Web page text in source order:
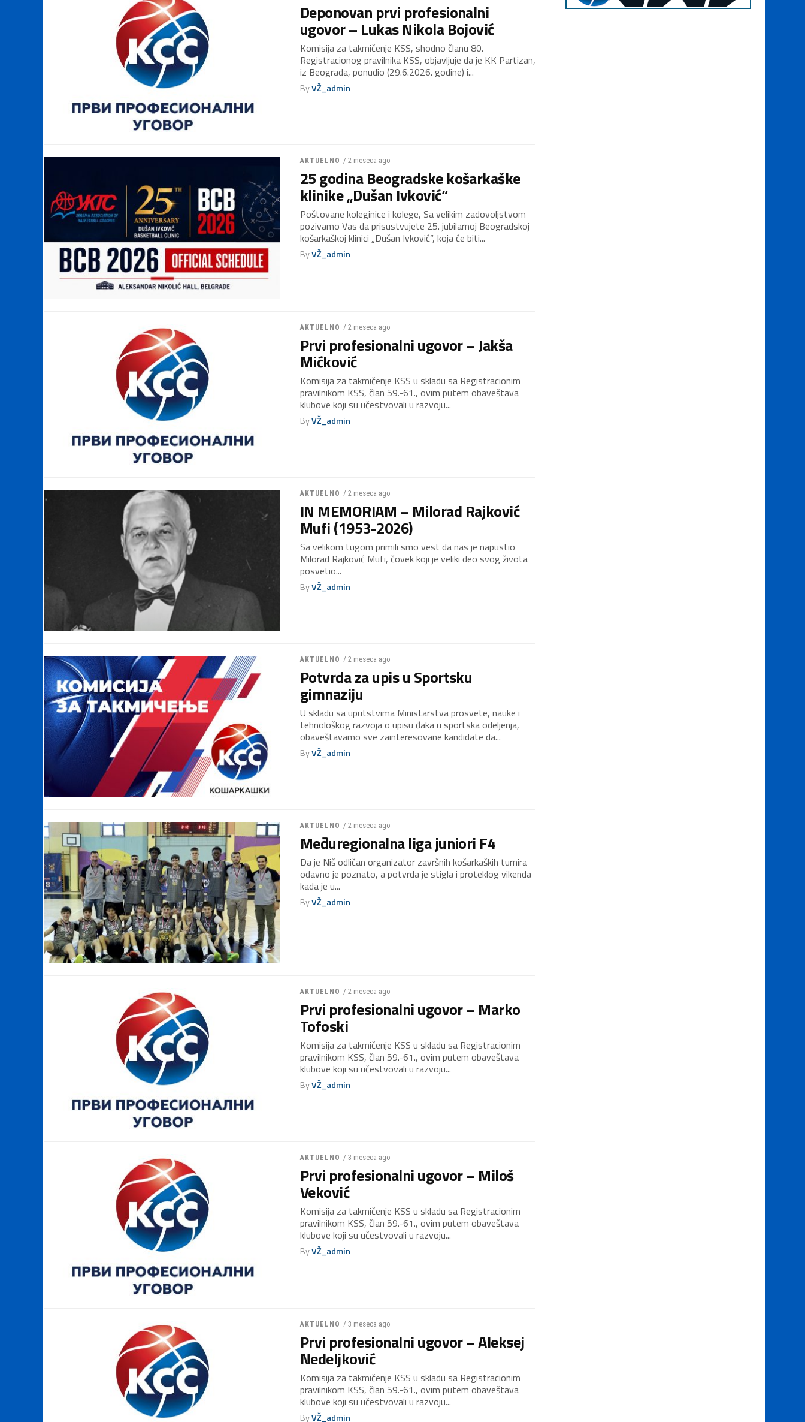
Deponovan prvi profesionalni
ugovor – Lukas Nikola Bojović
Komisija za takmičenje KSS, shodno članu 80.
Registracionog pravilnika KSS, objavljuje da je KK Partizan,
iz Beograda, ponudio (29.6.2026. godine) i...
ByVŽ_admin
AKTUELNO / 2 meseca ago
25 godina Beogradske košarkaške
klinike „Dušan Ivković“
Poštovane koleginice i kolege, Sa velikim zadovoljstvom
pozivamo Vas da prisustvujete 25. jubilarnoj Beogradskoj
košarkaškoj klinici „Dušan Ivković“, koja će biti...
ByVŽ_admin
AKTUELNO / 2 meseca ago
Prvi profesionalni ugovor – Jakša
Mićković
Komisija za takmičenje KSS u skladu sa Registracionim
pravilnikom KSS, član 59.-61., ovim putem obaveštava
klubove koji su učestvovali u razvoju...
ByVŽ_admin
AKTUELNO / 2 meseca ago
IN MEMORIAM – Milorad Rajković
Mufi (1953-2026)
Sa velikom tugom primili smo vest da nas je napustio
Milorad Rajković Mufi, čovek koji je veliki deo svog života
posvetio...
ByVŽ_admin
AKTUELNO / 2 meseca ago
Potvrda za upis u Sportsku
gimnaziju
U skladu sa uputstvima Ministarstva prosvete, nauke i
tehnološkog razvoja o upisu đaka u sportska odeljenja,
obaveštavamo sve zainteresovane kandidate da...
ByVŽ_admin
AKTUELNO / 2 meseca ago
Međuregionalna liga juniori F4
Da je Niš odličan organizator završnih košarkaških turnira
odavno je poznato, a potvrda je stigla i proteklog vikenda
kada je u...
ByVŽ_admin
AKTUELNO / 2 meseca ago
Prvi profesionalni ugovor – Marko
Tofoski
Komisija za takmičenje KSS u skladu sa Registracionim
pravilnikom KSS, član 59.-61., ovim putem obaveštava
klubove koji su učestvovali u razvoju...
ByVŽ_admin
AKTUELNO / 3 meseca ago
Prvi profesionalni ugovor – Miloš
Veković
Komisija za takmičenje KSS u skladu sa Registracionim
pravilnikom KSS, član 59.-61., ovim putem obaveštava
klubove koji su učestvovali u razvoju...
ByVŽ_admin
AKTUELNO / 3 meseca ago
Prvi profesionalni ugovor – Aleksej
Nedeljković
Komisija za takmičenje KSS u skladu sa Registracionim
pravilnikom KSS, član 59.-61., ovim putem obaveštava
klubove koji su učestvovali u razvoju...
ByVŽ_admin